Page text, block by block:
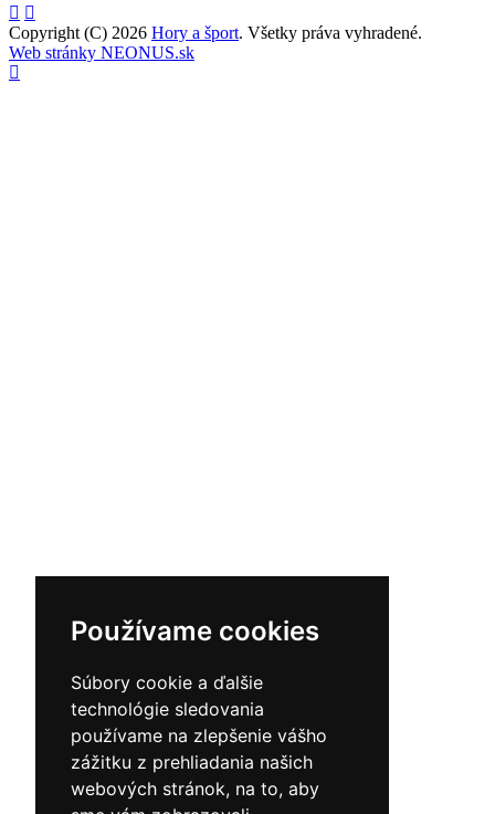
Používame cookies
Súbory cookie a ďalšie
technológie sledovania
používame na zlepšenie vášho
zážitku z prehliadania našich
webových stránok, na to, aby
Copyright (C) 2026 Hory a šport. Všetky práva vyhradené.
Web stránky NEONUS.sk